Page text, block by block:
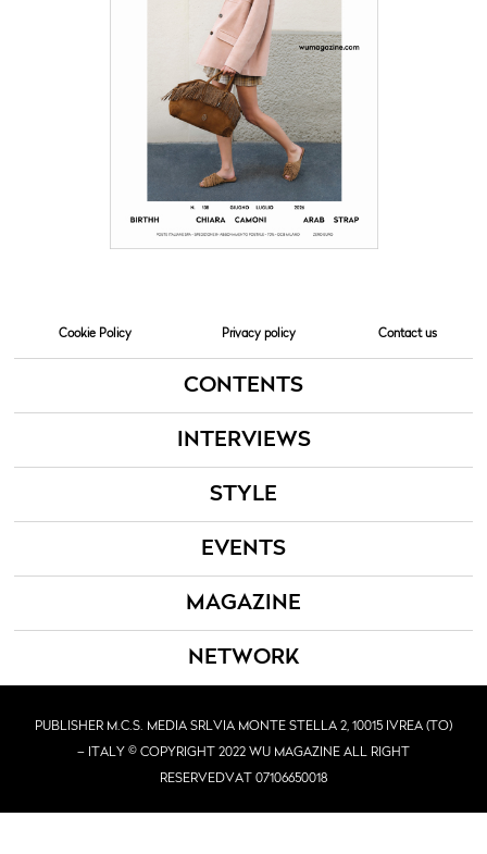
Cookie Policy Privacy policy Contact us
CONTENTS
INTERVIEWS
STYLE
EVENTS
MAGAZINE
NETWORK
PUBLISHER M.C.S. MEDIA SRL VIA MONTE STELLA 2, 10015 IVREA (TO)
– ITALY © COPYRIGHT 2022 WU MAGAZINE ALL RIGHT
RESERVEDVAT 07106650018